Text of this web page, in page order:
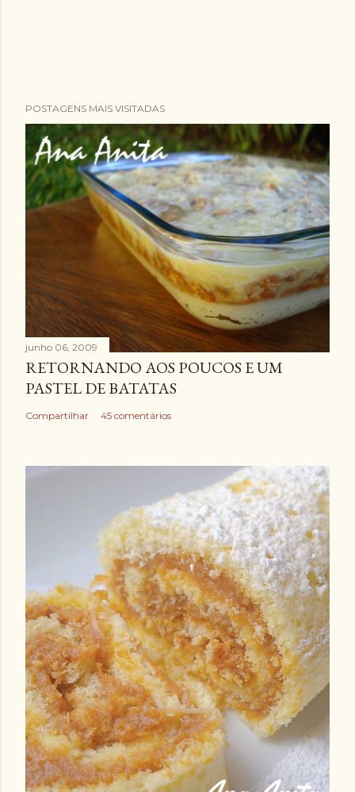
POSTAGENS MAIS VISITADAS
junho 06, 2009
RETORNANDO AOS POUCOS E UM
PASTEL DE BATATAS
Compartilhar 45 comentários